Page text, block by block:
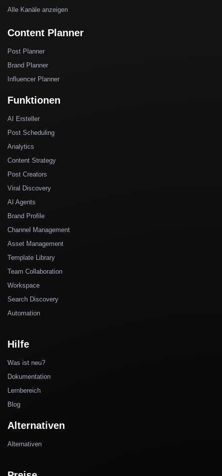
Alle Kanäle anzeigen
Content Planner
Post Planner
Brand Planner
Influencer Planner
Funktionen
AI Ersteller
Post Scheduling
Analytics
Content Strategy
Post Creators
Viral Discovery
AI Agents
Brand Profile
Channel Management
Asset Management
Template Library
Team Collaboration
Workspace
Search Discovery
Automation
Hilfe
Was ist neu?
Dokumentation
Lernbereich
Blog
Alternativen
Alternativen